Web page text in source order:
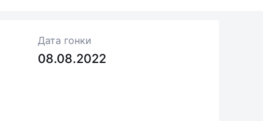
Дата гонки
08.08.2022